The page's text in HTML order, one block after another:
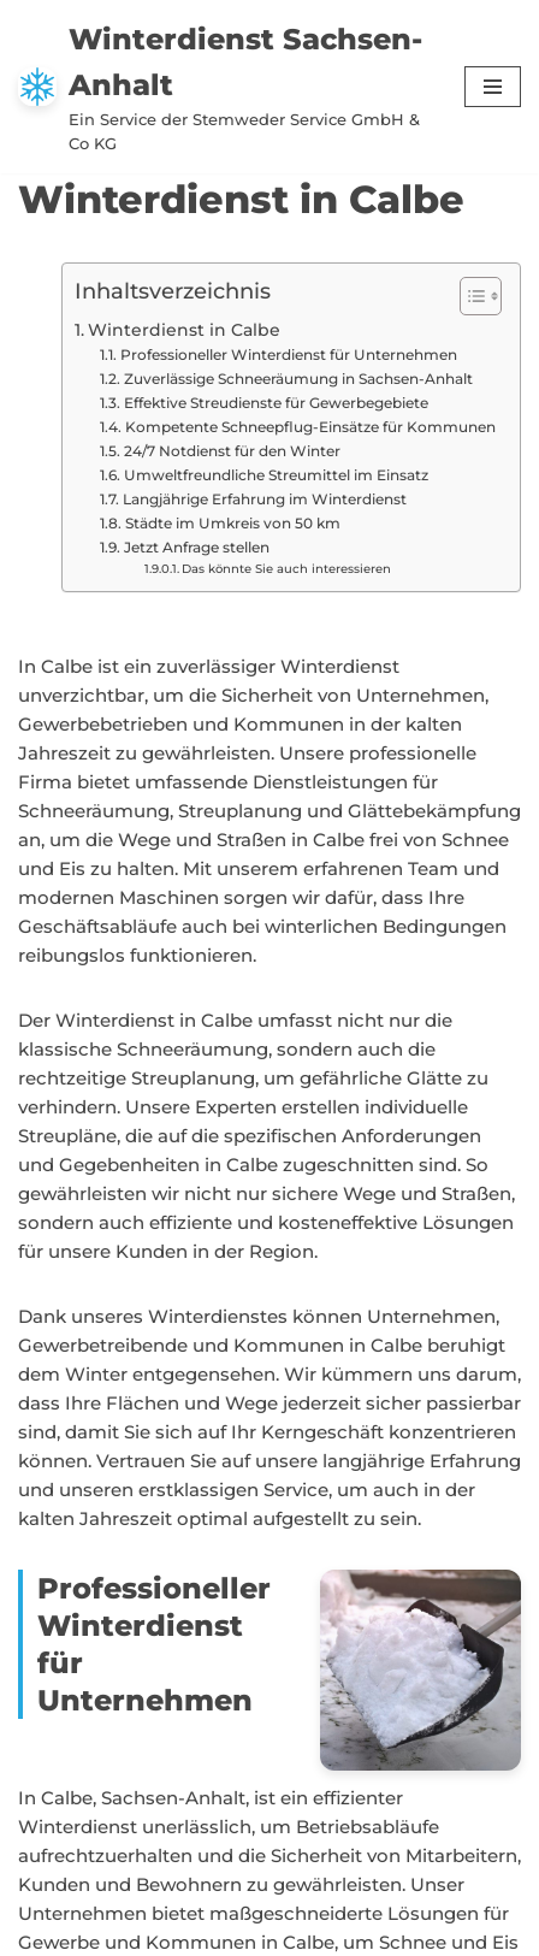
Zum
Inhalt
springen
Winterdienst Sachsen-
Anhalt
Ein Service der Stemweder Service GmbH &
Co KG
Winterdienst in Calbe
Inhaltsverzeichnis
Winterdienst in Calbe
Professioneller Winterdienst für Unternehmen
Zuverlässige Schneeräumung in Sachsen-Anhalt
Effektive Streudienste für Gewerbegebiete
Kompetente Schneepflug-Einsätze für Kommunen
24/7 Notdienst für den Winter
Umweltfreundliche Streumittel im Einsatz
Langjährige Erfahrung im Winterdienst
Städte im Umkreis von 50 km
Jetzt Anfrage stellen
Das könnte Sie auch interessieren
In Calbe ist ein zuverlässiger Winterdienst
unverzichtbar, um die Sicherheit von Unternehmen,
Gewerbebetrieben und Kommunen in der kalten
Jahreszeit zu gewährleisten. Unsere professionelle
Firma bietet umfassende Dienstleistungen für
Schneeräumung, Streuplanung und Glättebekämpfung
an, um die Wege und Straßen in Calbe frei von Schnee
und Eis zu halten. Mit unserem erfahrenen Team und
modernen Maschinen sorgen wir dafür, dass Ihre
Geschäftsabläufe auch bei winterlichen Bedingungen
reibungslos funktionieren.
Der Winterdienst in Calbe umfasst nicht nur die
klassische Schneeräumung, sondern auch die
rechtzeitige Streuplanung, um gefährliche Glätte zu
verhindern. Unsere Experten erstellen individuelle
Streupläne, die auf die spezifischen Anforderungen
und Gegebenheiten in Calbe zugeschnitten sind. So
gewährleisten wir nicht nur sichere Wege und Straßen,
sondern auch effiziente und kosteneffektive Lösungen
für unsere Kunden in der Region.
Dank unseres Winterdienstes können Unternehmen,
Gewerbetreibende und Kommunen in Calbe beruhigt
dem Winter entgegensehen. Wir kümmern uns darum,
dass Ihre Flächen und Wege jederzeit sicher passierbar
sind, damit Sie sich auf Ihr Kerngeschäft konzentrieren
können. Vertrauen Sie auf unsere langjährige Erfahrung
und unseren erstklassigen Service, um auch in der
kalten Jahreszeit optimal aufgestellt zu sein.
Professioneller
Winterdienst
für
Unternehmen
In Calbe, Sachsen-Anhalt, ist ein effizienter
Winterdienst unerlässlich, um Betriebsabläufe
aufrechtzuerhalten und die Sicherheit von Mitarbeitern,
Kunden und Bewohnern zu gewährleisten. Unser
Unternehmen bietet maßgeschneiderte Lösungen für
Gewerbe und Kommunen in Calbe, um Schnee und Eis